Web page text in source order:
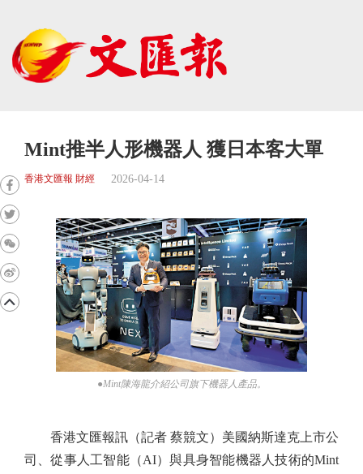
Mint推半人形機器人 獲日本客大單
香港文匯報 財經 2026-04-14
●Mint陳海龍介紹公司旗下機器人產品。
香港文匯報訊（記者 蔡競文）美國納斯達克上市公
司、從事人工智能（AI）與具身智能機器人技術的Mint